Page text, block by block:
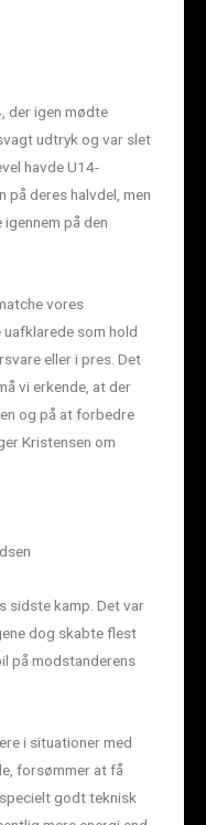
der igen mødte
udtryk og var slet
havde U14-
på deres halvdel, men
på den
vores
som hold
eller i pres. Det
vi erkende, at der
og på at forbedre
Kristensen om
sidste kamp. Det var
dog skabte flest
på modstanderens
i situationer med
forsømmer at få
godt teknisk